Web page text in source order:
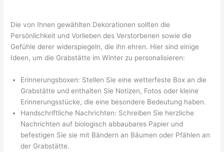
Die von Ihnen gewählten Dekorationen sollten die
Persönlichkeit und Vorlieben des Verstorbenen sowie die
Gefühle derer widerspiegeln, die ihn ehren. Hier sind einige
Ideen, um die Grabstätte im Winter zu personalisieren:
Erinnerungsboxen: Stellen Sie eine wetterfeste Box an die
Grabstätte und enthalten Sie Notizen, Fotos oder kleine
Erinnerungsstücke, die eine besondere Bedeutung haben.
Handschriftliche Nachrichten: Schreiben Sie herzliche
Nachrichten auf biologisch abbaubares Papier und
befestigen Sie sie mit Bändern an Bäumen oder Pfählen an
der Grabstätte.